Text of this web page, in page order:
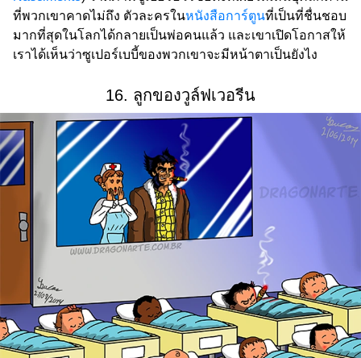
ที่พวกเขาคาดไม่ถึง ตัวละครในหนังสือการ์ตูนที่เป็นที่ชื่นชอบ
มากที่สุดในโลกได้กลายเป็นพ่อคนแล้ว และเขาเปิดโอกาสให้
เราได้เห็นว่าซูเปอร์เบบี้ของพวกเขาจะมีหน้าตาเป็นยังไง
16. ลูกของวูล์ฟเวอรีน